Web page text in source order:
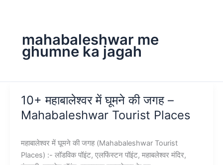
mahabaleshwar me
ghumne ka jagah
10+ महाबालेश्वर में घूमने की जगह –
Mahabaleshwar Tourist Places
महाबालेश्वर में घूमने की जगह (Mahabaleshwar Tourist
Places) :- लॉडविक पॉइंट, एलफिंस्टन पॉइंट, महाबलेश्वर मंदिर,